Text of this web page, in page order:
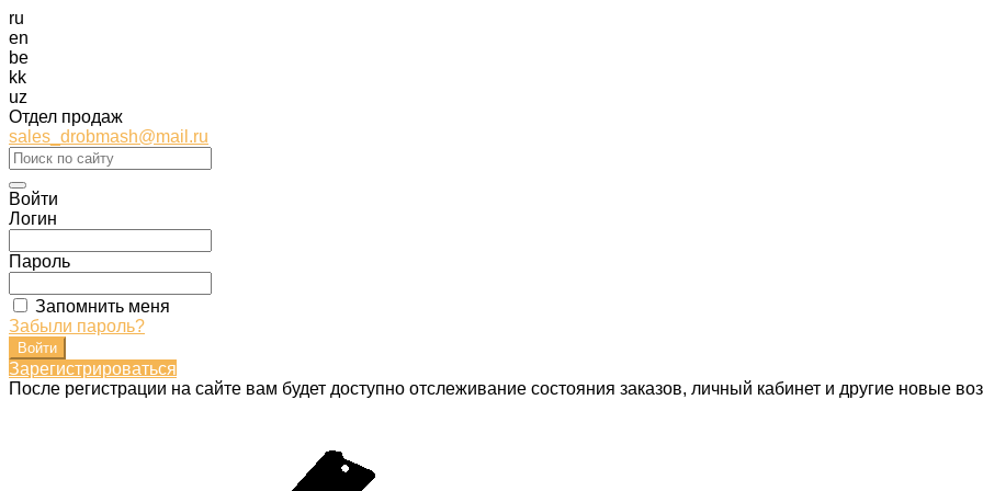
ru
en
be
kk
uz
Отдел продаж
sales_drobmash@mail.ru
Войти
Логин
Пароль
Запомнить меня
Забыли пароль?
Зарегистрироваться
После регистрации на сайте вам будет доступно отслеживание состояния заказов, личный кабинет и другие новые